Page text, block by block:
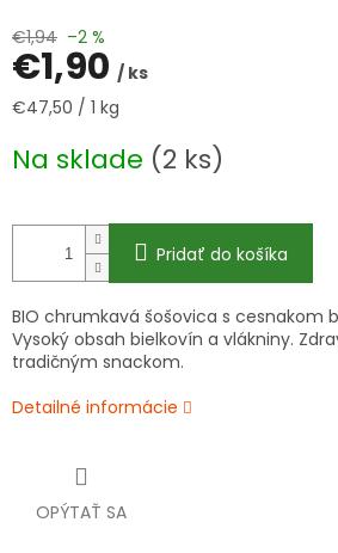
€1,94 –2 %
€1,90 / ks
Jednotková
€47,50 / 1 kg
Na sklade (2 ks)
Pridať do košíka
BIO chrumkavá šošovica s cesnakom
Vysoký obsah bielkovín a vlákniny.
tradičným snackom.
Detailné informácie
OPÝTAŤ SA